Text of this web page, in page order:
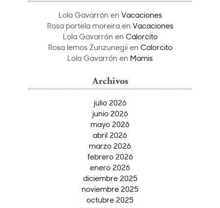
Lola Gavarrón en Vacaciones
Rosa portela moreiraen Vacaciones
Lola Gavarrón en Calorcito
Rosa lemos Zunzunegiien Calorcito
Lola Gavarrón en Mamis
Archivos
julio 2026
junio 2026
mayo 2026
abril 2026
marzo 2026
febrero 2026
enero 2026
diciembre 2025
noviembre 2025
octubre 2025